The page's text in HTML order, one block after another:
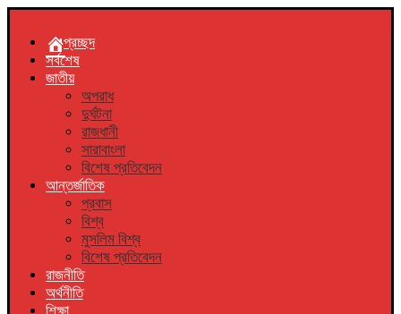
প্রচ্ছদ
সর্বশেষ
জাতীয়
অপরাধ
দুর্ঘটনা
রাজধানী
সারাবাংলা
বিশেষ প্রতিবেদন
আন্তর্জাতিক
প্রবাস
বিশ্ব
মুসলিম বিশ্ব
বিশেষ প্রতিবেদন
রাজনীতি
অর্থনীতি